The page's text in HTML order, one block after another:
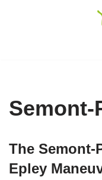
Semont-
The Semont-
Epley